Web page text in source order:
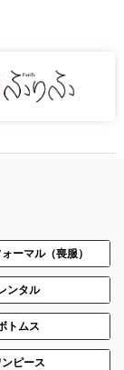
身長：157cm
ーマル（喪服）
ンタル
トムス
ンピース